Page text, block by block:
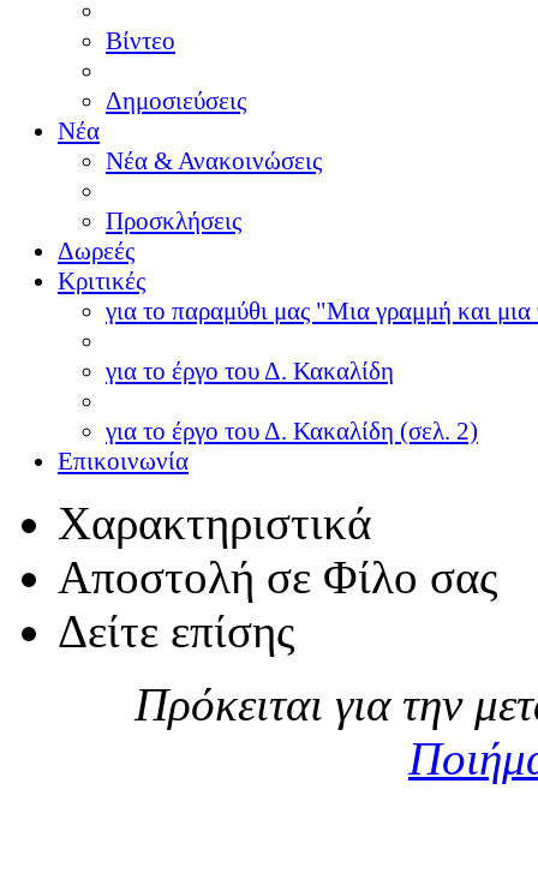
Βίντεο
Δημοσιεύσεις
Νέα
Νέα & Ανακοινώσεις
Προσκλήσεις
Δωρεές
Κριτικές
για το παραμύθι μας "Μια γραμμή και μια
για το έργο του Δ. Κακαλίδη
για το έργο του Δ. Κακαλίδη (σελ. 2)
Επικοινωνία
Χαρακτηριστικά
Αποστολή σε Φίλο σας
Δείτε επίσης
Πρόκειται για την